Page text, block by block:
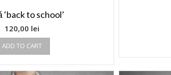
‘back to school’
120,00 lei
ADD TO CART